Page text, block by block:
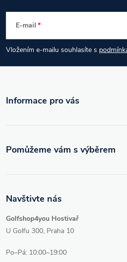
p
a
t
E-mail
Vložením e-mailu souhlasíte s
Informace pro vás
Navštivte nás
Golfshop4you Hostivař
U Golfu 300, Praha 10
Po–Pá: 10:00–19:00
Pomůžeme vám s výběrem